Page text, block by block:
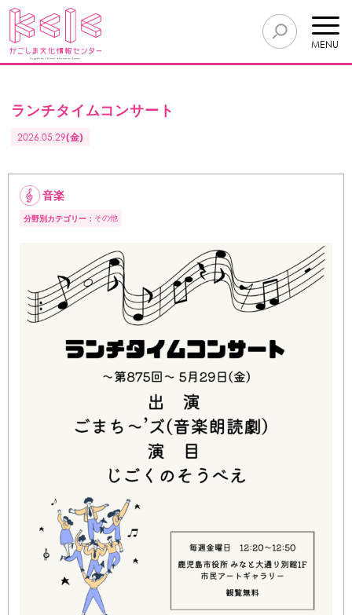
MENU
ランチタイムコンサート
2026.05.29(金)
音楽
分野別カテゴリー： その他